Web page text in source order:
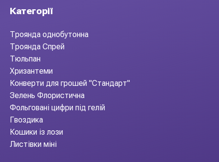
Категорії
Троянда однобутонна
Троянда Спрей
Тюльпан
Хризантеми
Конверти для грошей "Стандарт"
Зелень Флористична
Фольговані цифри під гелій
Гвоздика
Кошики із лози
Листівки міні